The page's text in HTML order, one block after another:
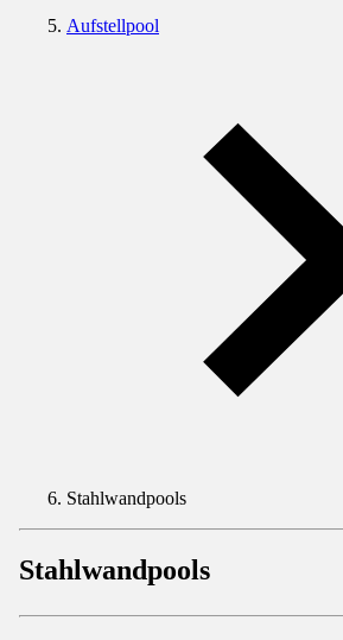
Aufstellpool
Stahlwandpools
Stahlwandpools